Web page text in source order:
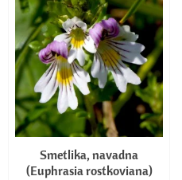
Smetlika, navadna
(Euphrasia rostkoviana)